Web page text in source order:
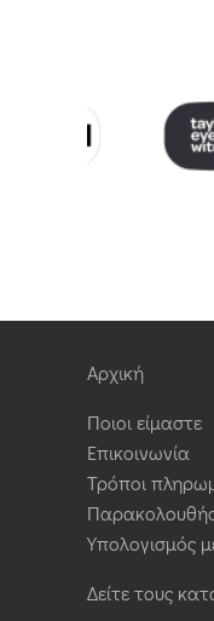
Αρχική
Ποιοι είμαστε
Επικοινωνία
Τρόποι
Υπολογισμός
Δείτε τους